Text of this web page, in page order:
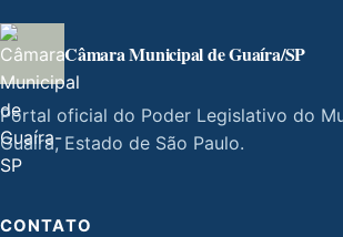
Câmara Municipal de Guaíra/SP
Portal oficial do Poder Legislativo do
Guaíra, Estado de São Paulo.
CONTATO